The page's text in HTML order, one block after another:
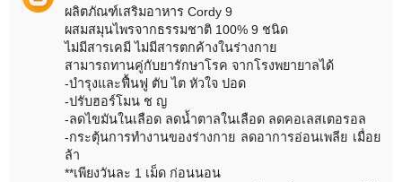
ผลิตภัณฑ์เสริมอาหาร Cordy 9
ผสมสมุนไพรจากธรรมชาติ 100% 9 ชนิด
ไม่มีสารเคมี ไม่มีสารตกค้างในร่างกาย
สามารถทานคู่กับยารักษาโรค จากโรงพยายาลได้
-บำรุงและฟื้นฟู ตับ ไต หัวใจ ปอด
-ปรับฮอร์โมน ช ญ
-ลดไขมันในเลือด ลดน้ำตาลในเลือด ลดคอเลสเตอรอล
-กระตุ้นการทำงานของร่างกาย ลดอาการอ่อนเพลีย เมื่อย
ล้า
**เพียงวันละ 1 เม็ด ก่อนนอน